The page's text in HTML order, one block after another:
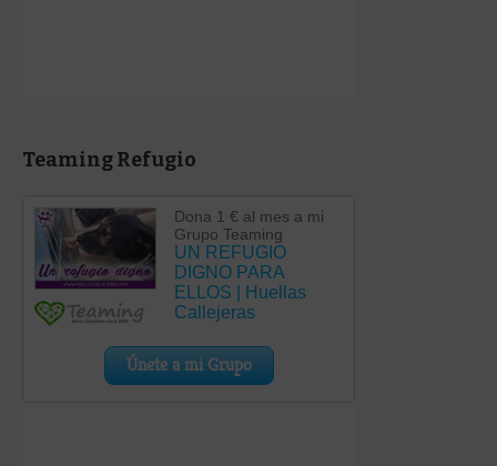
Teaming Refugio